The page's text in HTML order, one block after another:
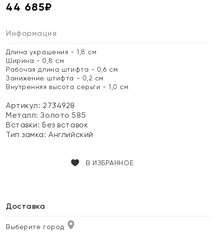
44 685₽
Информация
Длина украшения - 1,8 см
Ширина - 0,8 см
Рабочая длина штифта - 0,6 см
Занижение штифта - 0,2 см
Внутренняя высота серьги - 1,0 см
Артикул: 2734928
Металл:Золото 585
Вставки:Без вставок
Тип замка:Английский
В ИЗБРАННОЕ
Доставка
Выберите город